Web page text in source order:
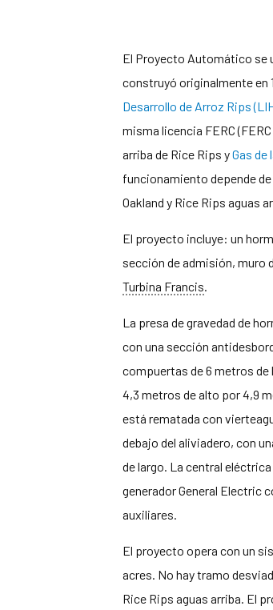
El Proyecto Automático se
construyó originalmente en
Desarrollo de Arroz Rips
misma licencia FERC
arriba de Rice Rips yGas de
funcionamiento depende
Oakland y Rice Rips aguas
El proyecto incluye: un
sección de admisión, muro
Turbina Francis.
La presa de gravedad de
con una sección
compuertas de 6 metros
4,3 metros de alto por 4,9
está rematada con
debajo del aliviadero, con
de largo. La central
generador General Electric
auxiliares.
El proyecto opera con un
acres. No hay tramo
Rice Rips aguas arriba. El